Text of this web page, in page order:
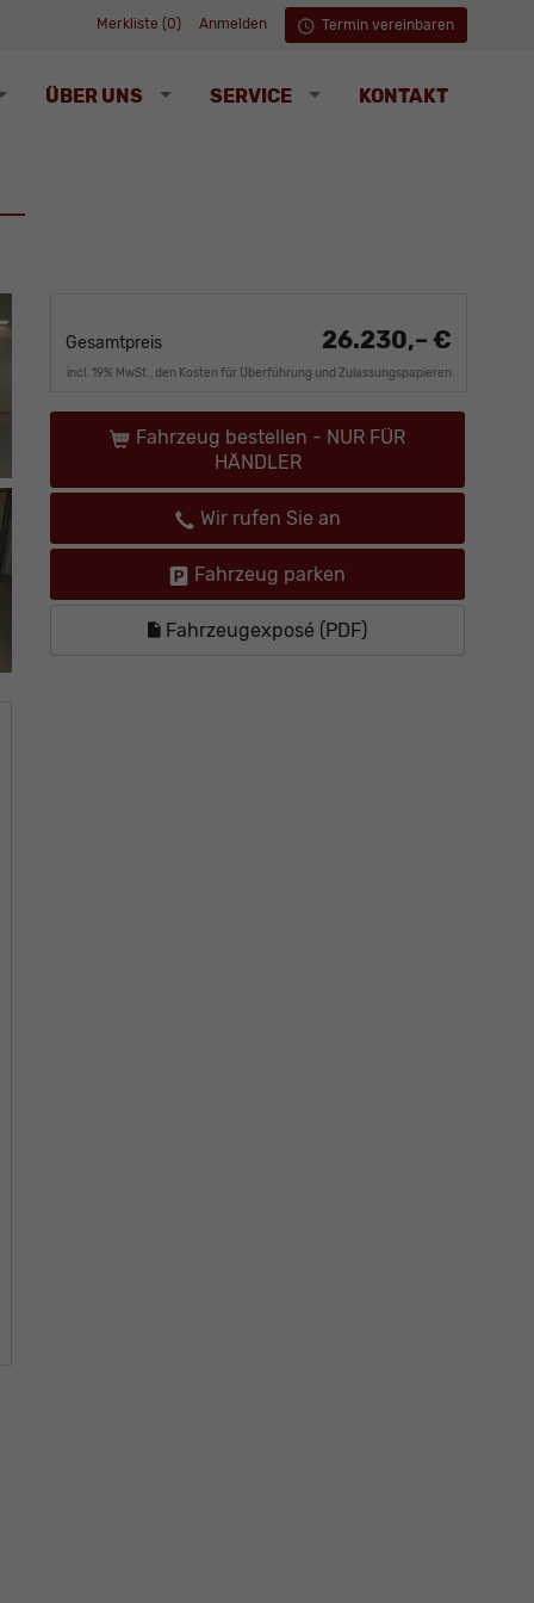
Merkliste (0) Anmelden Termin vereinbaren
ÜBER UNS SERVICE KONTAKT
Gesamtpreis 26.230,– €
incl. 19% MwSt., den Kosten für Überführung und Zulassungspapieren
Fahrzeug bestellen - NUR FÜR
HÄNDLER
Wir rufen Sie an
Fahrzeug parken
Fahrzeugexposé (PDF)